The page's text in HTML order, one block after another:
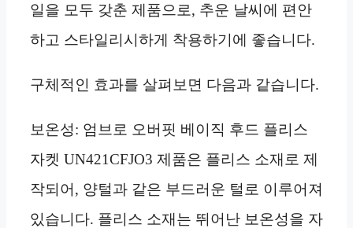
일을 모두 갖춘 제품으로, 추운 날씨에 편안
하고 스타일리시하게 착용하기에 좋습니다.
구체적인 효과를 살펴보면 다음과 같습니다.
보온성: 엄브로 오버핏 베이직 후드 플리스
자켓 UN421CFJO3 제품은 플리스 소재로 제
작되어, 양털과 같은 부드러운 털로 이루어져
있습니다. 플리스 소재는 뛰어난 보온성을 자